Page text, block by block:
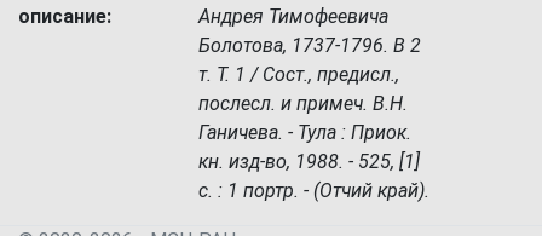
описание:
Андрея Тимофеевича
Болотова, 1737-1796. В 2
т. Т. 1 / Сост., предисл.,
послесл. и примеч. В.Н.
Ганичева. - Тула : Приок.
кн. изд-во, 1988. - 525, [1]
с. : 1 портр. - (Отчий край).